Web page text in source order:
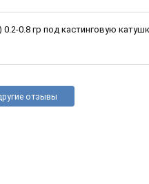
0.8 гр под кастинговую
отзывы